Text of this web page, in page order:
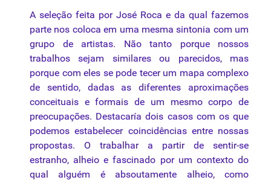
A seleção feita por José Roca e da qual fazemos
parte nos coloca em uma mesma sintonia com um
grupo de artistas. Não tanto porque nossos
trabalhos sejam similares ou parecidos, mas
porque com eles se pode tecer um mapa complexo
de sentido, dadas as diferentes aproximações
conceituais e formais de um mesmo corpo de
preocupações. Destacaría dois casos com os que
podemos estabelecer coincidências entre nossas
propostas. O trabalhar a partir de sentir-se
estranho, alheio e fascinado por um contexto do
qual alguém é absoutamente alheio, como